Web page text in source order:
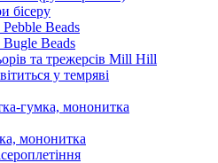
бісеру
Pebble Beads
Bugle Beads
та трежерсів Mill Hill
у темряві
гумка, мононитка
мононитка